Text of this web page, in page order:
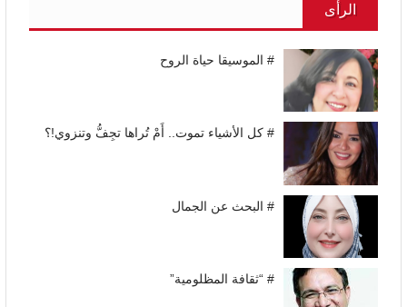
الرأى
# الموسيقا حياة الروح
# كل الأشياء تموت.. أَمْ تُراها تجِفُّ وتنزوي!؟
# البحث عن الجمال
# “ثقافة المظلومية”